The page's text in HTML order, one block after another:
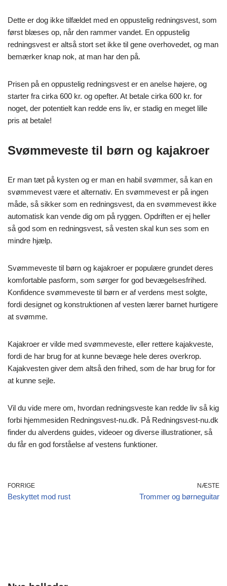
Dette er dog ikke tilfældet med en oppustelig redningsvest, som
først blæses op, når den rammer vandet. En oppustelig
redningsvest er altså stort set ikke til gene overhovedet, og man
bemærker knap nok, at man har den på.
Prisen på en oppustelig redningsvest er en anelse højere, og
starter fra cirka 600 kr. og opefter. At betale cirka 600 kr. for
noget, der potentielt kan redde ens liv, er stadig en meget lille
pris at betale!
Svømmeveste til børn og kajakroer
Er man tæt på kysten og er man en habil svømmer, så kan en
svømmevest være et alternativ. En svømmevest er på ingen
måde, så sikker som en redningsvest, da en svømmevest ikke
automatisk kan vende dig om på ryggen. Opdriften er ej heller
så god som en redningsvest, så vesten skal kun ses som en
mindre hjælp.
Svømmeveste til børn og kajakroer er populære grundet deres
komfortable pasform, som sørger for god bevægelsesfrihed.
Konfidence svømmeveste til børn er af verdens mest solgte,
fordi designet og konstruktionen af vesten lærer barnet hurtigere
at svømme.
Kajakroer er vilde med svømmeveste, eller rettere kajakveste,
fordi de har brug for at kunne bevæge hele deres overkrop.
Kajakvesten giver dem altså den frihed, som de har brug for for
at kunne sejle.
Vil du vide mere om, hvordan redningsveste kan redde liv så kig
forbi hjemmesiden Redningsvest-nu.dk. På Redningsvest-nu.dk
finder du alverdens guides, videoer og diverse illustrationer, så
du får en god forståelse af vestens funktioner.
FORRIGE
Beskyttet mod rust
NÆSTE
Trommer og børneguitar